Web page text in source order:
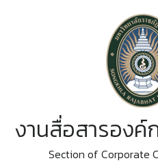
งานสื่อสารองค์
Section of Corporate